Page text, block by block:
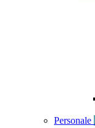
Personale